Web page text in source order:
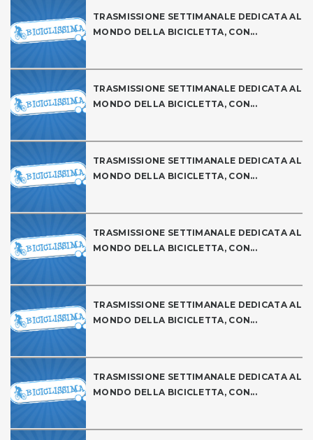
TRASMISSIONE SETTIMANALE DEDICATA AL
MONDO DELLA BICICLETTA, CON...
TRASMISSIONE SETTIMANALE DEDICATA AL
MONDO DELLA BICICLETTA, CON...
TRASMISSIONE SETTIMANALE DEDICATA AL
MONDO DELLA BICICLETTA, CON...
TRASMISSIONE SETTIMANALE DEDICATA AL
MONDO DELLA BICICLETTA, CON...
TRASMISSIONE SETTIMANALE DEDICATA AL
MONDO DELLA BICICLETTA, CON...
TRASMISSIONE SETTIMANALE DEDICATA AL
MONDO DELLA BICICLETTA, CON...